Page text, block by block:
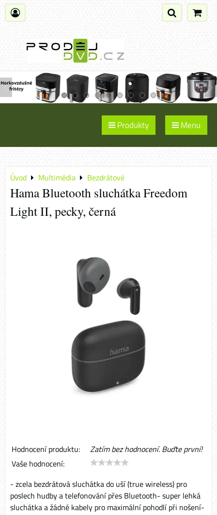
Produkty Menu
Úvod Multimédia Bezdrátové
Hama Bluetooth sluchátka Freedom
Light II, pecky, černá
Hodnocení produktu:
Zatím bez hodnocení. Buďte první!
Vaše hodnocení:
- zcela bezdrátová sluchátka do uší (true wireless) pro
poslech hudby a telefonování přes Bluetooth- super lehká
sluchátka a žádné kabely pro maximální pohodlí při nošení-